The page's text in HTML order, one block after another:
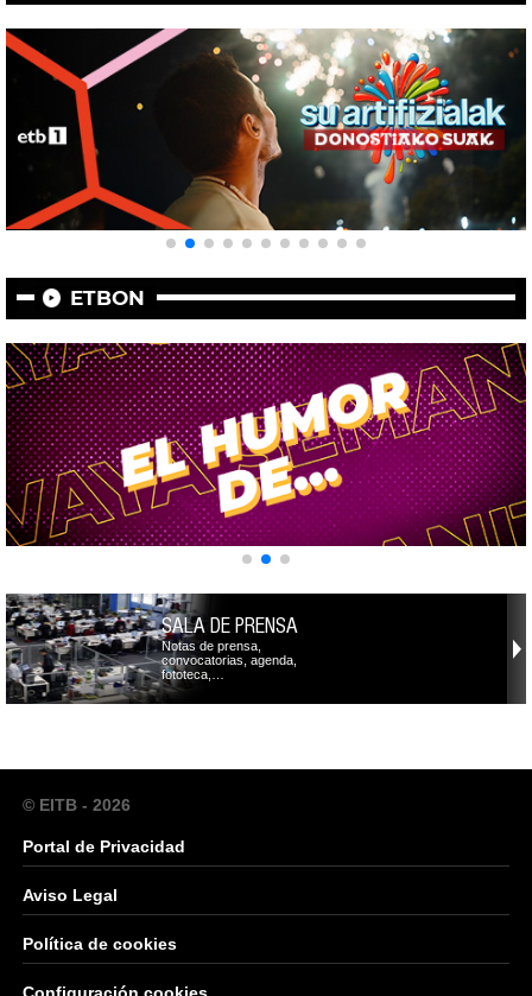
ETBON
SALA DE PRENSA
Notas de prensa,
convocatorias, agenda,
fototeca,…
© EITB - 2026
Portal de Privacidad
Aviso Legal
Política de cookies
Configuración cookies